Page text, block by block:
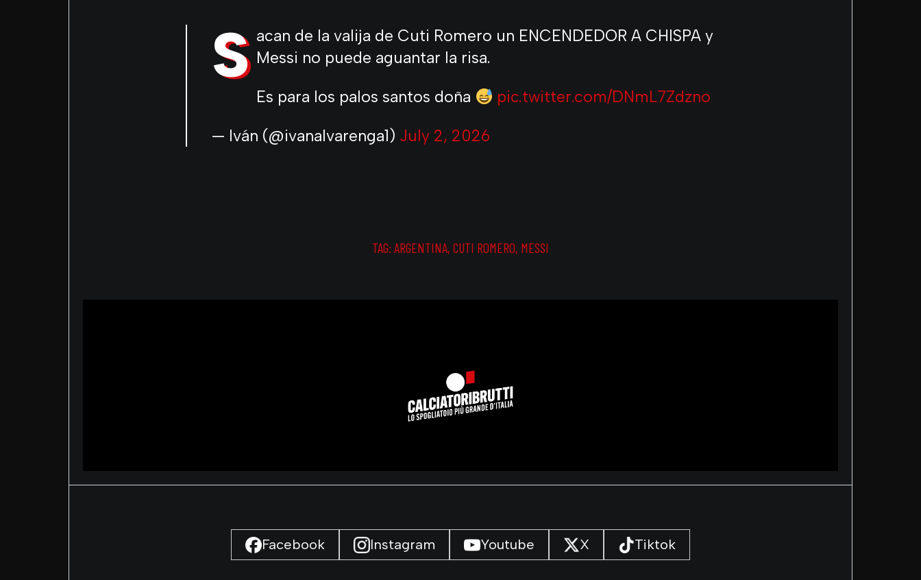
S acan de la valija de Cuti Romero un ENCENDEDOR A CHISPA y
Messi no puede aguantar la risa.
Es para los palos santos doña pic.twitter.com/DNmL7Zdzno
— Iván (@ivanalvarenga1) July 2, 2026
TAG: ARGENTINA, CUTI ROMERO, MESSI
Facebook Instagram Youtube X Tiktok